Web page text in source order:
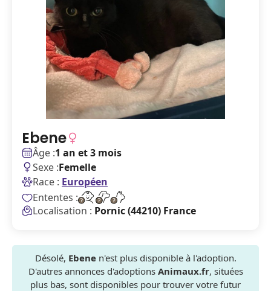
Ebene
Âge :1 an et 3 mois
Sexe :Femelle
Race : Européen
Ententes :
Localisation : Pornic (44210) France
Désolé, Ebenen'est plus disponible à l'adoption.
D'autres annonces d'adoptions Animaux.fr, situées
plus bas, sont disponibles pour trouver votre futur